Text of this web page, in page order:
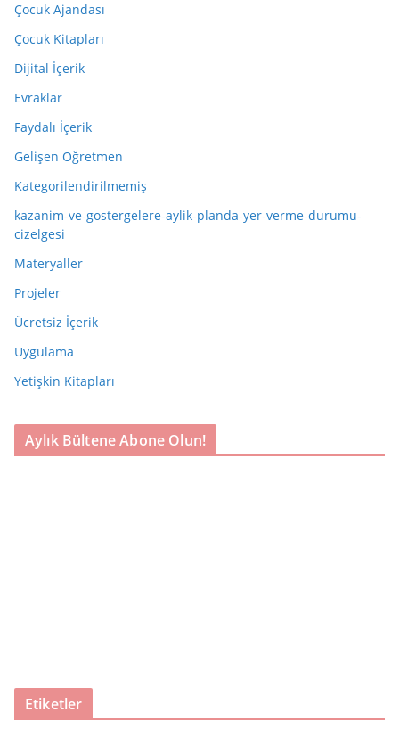
Çocuk Ajandası
Çocuk Kitapları
Dijital İçerik
Evraklar
Faydalı İçerik
Gelişen Öğretmen
Kategorilendirilmemiş
kazanim-ve-gostergelere-aylik-planda-yer-verme-durumu-
cizelgesi
Materyaller
Projeler
Ücretsiz İçerik
Uygulama
Yetişkin Kitapları
Aylık Bültene Abone Olun!
Etiketler